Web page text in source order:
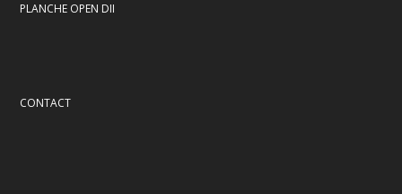
PLANCHE OPEN DII
CONTACT